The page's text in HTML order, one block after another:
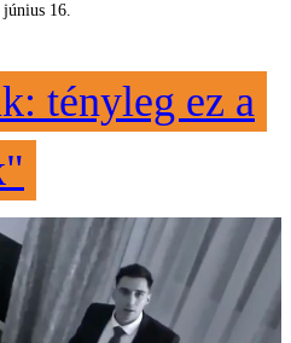
június 16.
tényleg ez a